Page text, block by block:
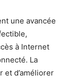
une avancée
à Internet
La
et d’améliorer